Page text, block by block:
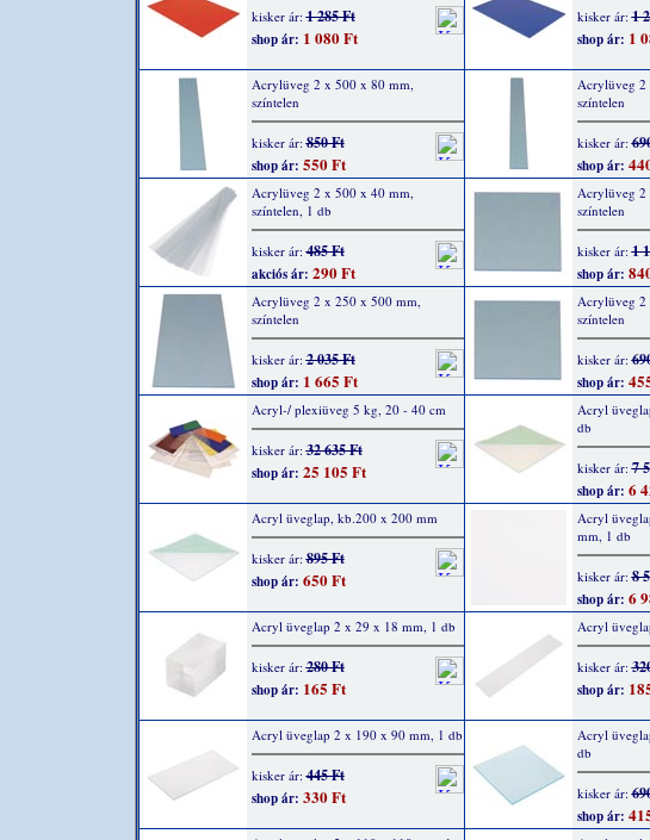
kisker ár:1 285 Ft
shop ár: 1 080 Ft
kisker ár:1
shop ár: 1
Acrylüveg 2 x 500 x 80 mm,
színtelen
kisker ár:850 Ft
shop ár: 550 Ft
Acrylüveg 2
színtelen
kisker ár:
shop ár:
Acrylüveg 2 x 500 x 40 mm,
színtelen, 1 db
kisker ár:485 Ft
akciós ár: 290 Ft
Acrylüveg 2
színtelen
kisker ár:1
shop ár:
Acrylüveg 2 x 250 x 500 mm,
színtelen
kisker ár:2 035 Ft
shop ár: 1 665 Ft
Acrylüveg 2
színtelen
kisker ár:
shop ár:
Acryl-/ plexiüveg 5 kg, 20 - 40 cm
kisker ár:32 635 Ft
shop ár: 25 105 Ft
Acryl
db
kisker ár:7
shop ár: 6
Acryl üveglap, kb.200 x 200 mm
kisker ár:895 Ft
shop ár: 650 Ft
Acryl
mm, 1 db
kisker ár:8
shop ár: 6
Acryl üveglap 2 x 29 x 18 mm, 1 db
kisker ár:280 Ft
shop ár: 165 Ft
Acryl
kisker ár:
shop ár:
Acryl üveglap 2 x 190 x 90 mm, 1 db
kisker ár:445 Ft
shop ár: 330 Ft
Acryl
db
kisker ár:
shop ár: